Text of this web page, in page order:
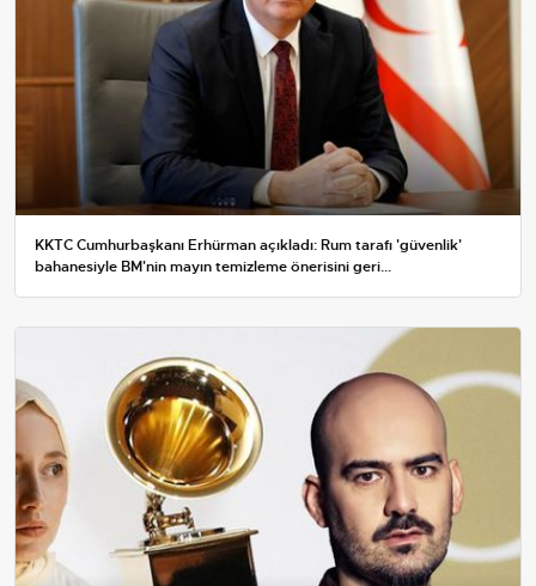
KKTC Cumhurbaşkanı Erhürman açıkladı: Rum tarafı 'güvenlik'
bahanesiyle BM'nin mayın temizleme önerisini geri...